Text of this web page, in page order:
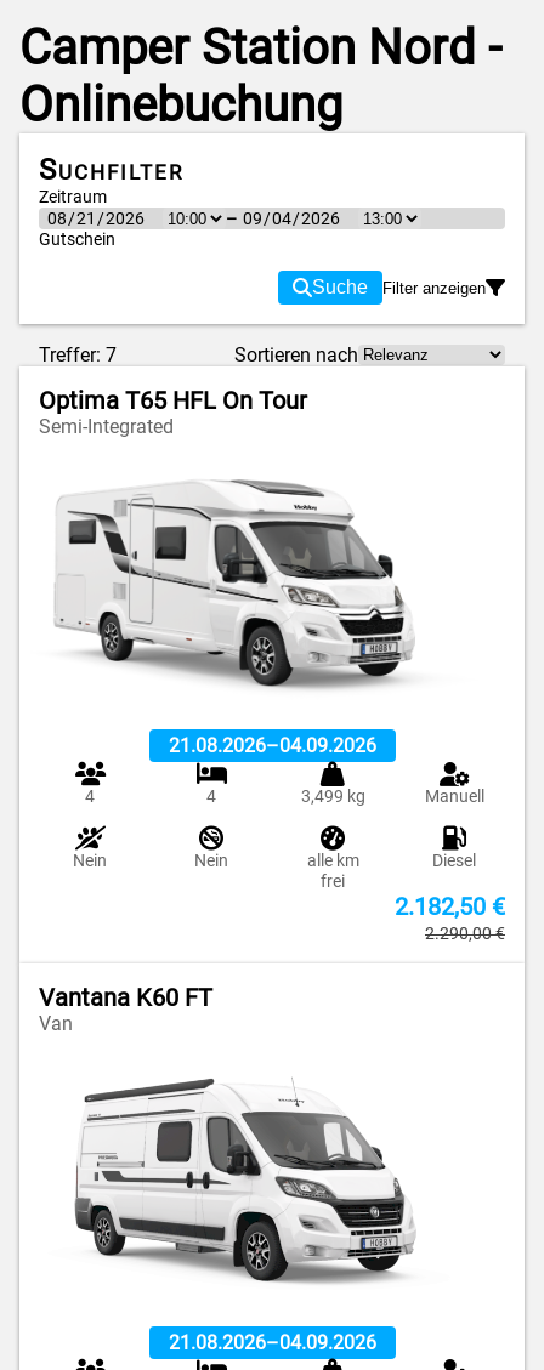
Camper Station Nord -
Onlinebuchung
Suchfilter
Zeitraum
–
Gutschein
Suche Filter anzeigen
Haustiere
Rauchen
Automatik
Sitze
Betten
Preis
3499 kg
Bauarten
Alcove Semi-Integrated
Filter zurücksetzen Filter anwenden
Treffer: 7 Sortieren nach
Optima T65 HFL On Tour
Semi-Integrated
21.08.2026–04.09.2026
4 4 3,499 kg Manuell
Nein Nein
alle km
frei
Diesel
2.182,50 €
2.290,00 €
Vantana K60 FT
Van
21.08.2026–04.09.2026